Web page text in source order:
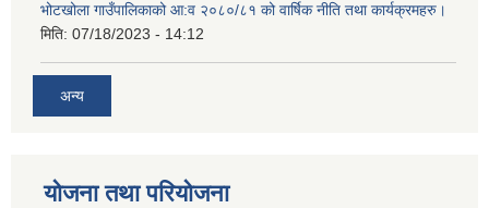
भोटखोला गाउँपालिकाको आ:व २०८०/८१ को वार्षिक नीति तथा कार्यक्रमहरु।
मिति: 07/18/2023 - 14:12
अन्य
योजना तथा परियोजना